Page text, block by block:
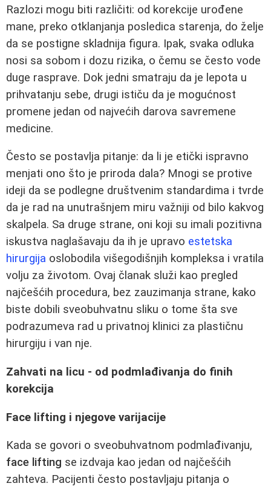
Razlozi mogu biti različiti: od korekcije urođene
mane, preko otklanjanja posledica starenja, do želje
da se postigne skladnija figura. Ipak, svaka odluka
nosi sa sobom i dozu rizika, o čemu se često vode
duge rasprave. Dok jedni smatraju da je lepota u
prihvatanju sebe, drugi ističu da je mogućnost
promene jedan od najvećih darova savremene
medicine.
Često se postavlja pitanje: da li je etički ispravno
menjati ono što je priroda dala? Mnogi se protive
ideji da se podlegne društvenim standardima i tvrde
da je rad na unutrašnjem miru važniji od bilo kakvog
skalpela. Sa druge strane, oni koji su imali pozitivna
iskustva naglašavaju da ih je upravo estetska
hirurgija oslobodila višegodišnjih kompleksa i vratila
volju za životom. Ovaj članak služi kao pregled
najčešćih procedura, bez zauzimanja strane, kako
biste dobili sveobuhvatnu sliku o tome šta sve
podrazumeva rad u privatnoj klinici za plastičnu
hirurgiju i van nje.
Zahvati na licu - od podmlađivanja do finih
korekcija
Face lifting i njegove varijacije
Kada se govori o sveobuhvatnom podmlađivanju,
face lifting se izdvaja kao jedan od najčešćih
zahteva. Pacijenti često postavljaju pitanja o